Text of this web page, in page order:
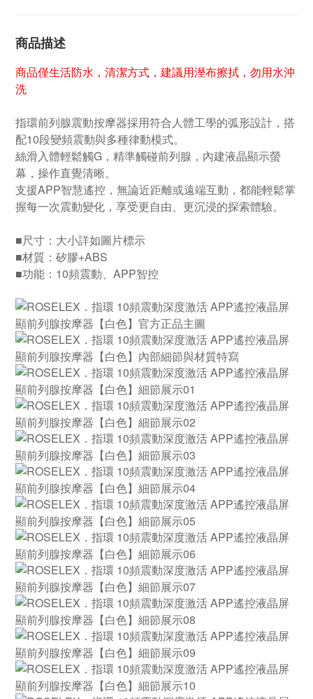
商品描述
商品僅生活防水，清潔方式，建議用溼布擦拭，勿用水沖
洗
指環前列腺震動按摩器採用符合人體工學的弧形設計，搭
配10段變頻震動與多種律動模式。
絲滑入體輕鬆觸G，精準觸碰前列腺，內建液晶顯示螢
幕，操作直覺清晰。
支援APP智慧遙控，無論近距離或遠端互動，都能輕鬆掌
握每一次震動變化，享受更自由、更沉浸的探索體驗。
■尺寸：大小詳如圖片標示
■材質：矽膠+ABS
■功能：10頻震動、APP智控